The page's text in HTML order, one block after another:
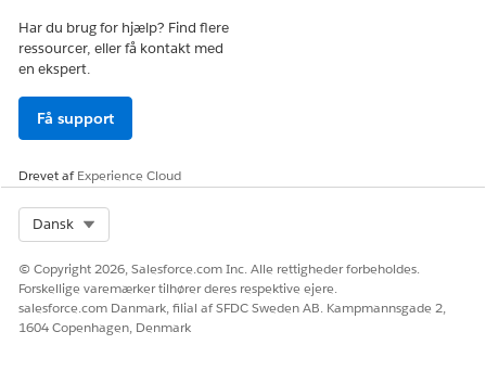
Har du brug for hjælp? Find flere
ressourcer, eller få kontakt med
en ekspert.
Få support
Drevet afExperience Cloud
Dansk
© Copyright 2026, Salesforce.com Inc. Alle rettigheder forbeholdes.
Forskellige varemærker tilhører deres respektive ejere.
salesforce.com Danmark, filial af SFDC Sweden AB. Kampmannsgade 2,
1604 Copenhagen, Denmark